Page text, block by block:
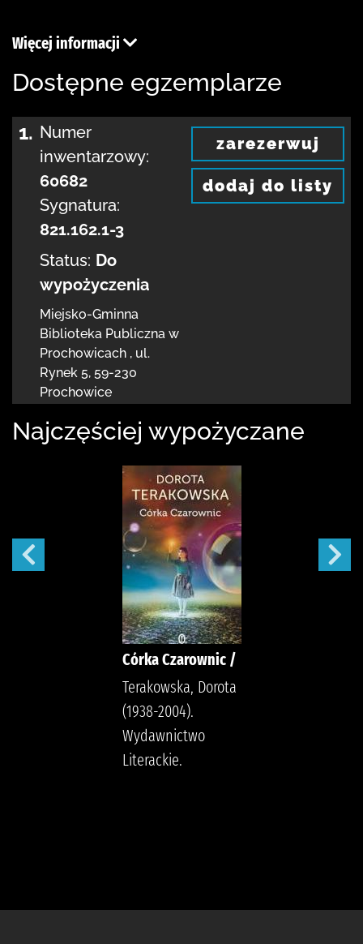
Więcej informacji
Dostępne egzemplarze
1. Numer
inwentarzowy:
60682
Sygnatura:
821.162.1-3
Status: Do
wypożyczenia
Miejsko-Gminna
Biblioteka Publiczna w
Prochowicach , ul.
Rynek 5, 59-230
Prochowice
zarezerwuj
dodaj do listy
Najczęściej wypożyczane
Córka Czarownic /
Terakowska, Dorota
(1938-2004).
Wydawnictwo
Literackie.